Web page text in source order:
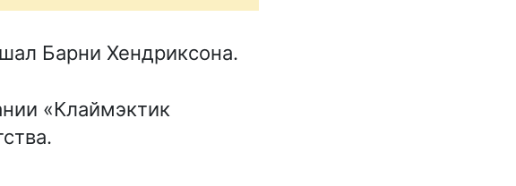
Барни Хендриксона.
«Клаймэктик